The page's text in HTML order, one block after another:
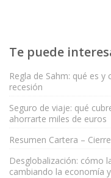
Te puede
Regla de Sahm: qué es
recesión
Seguro de viaje: qué
ahorrarte miles de euros
Resumen Cartera –
Desglobalización: cómo
cambiando la economía